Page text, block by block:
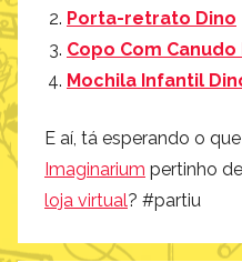
Porta-retrato Dino
Copo Com Canudo
Mochila Infantil
E aí, tá esperando o
Imaginarium pertinho
loja virtual? #partiu